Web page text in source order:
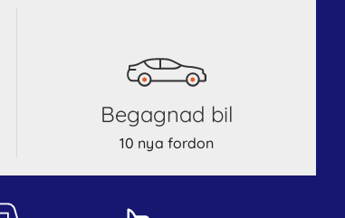
begagnad bil
10 nya fordon